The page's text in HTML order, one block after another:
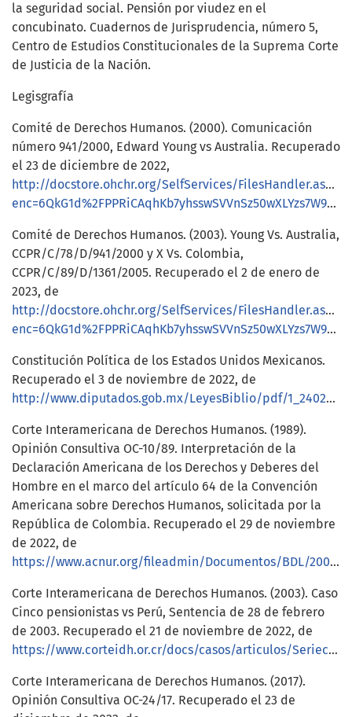
la seguridad social. Pensión por viudez en el
concubinato. Cuadernos de Jurisprudencia, número 5,
Centro de Estudios Constitucionales de la Suprema Corte
de Justicia de la Nación.
Legisgrafía
Comité de Derechos Humanos. (2000). Comunicación
número 941/2000, Edward Young vs Australia. Recuperado
el 23 de diciembre de 2022,
http://docstore.ohchr.org/SelfServices/FilesHandler.ashx?
enc=6QkG1d%2FPPRiCAqhKb7yhsswSVVnSz50wXLYzs7W9cwELJKQR9g%2BvMXhFRfTz9jyvMyeu9OEk1gpXSQCyVRizp1wlXahVDWb4gWSBJpiAQBBXMVkkVbBV%2FruNV0MBA8QQLTNA0cih0nTrRm%2B%2FJcd7Ig%3D%3D
Comité de Derechos Humanos. (2003). Young Vs. Australia,
CCPR/C/78/D/941/2000 y X Vs. Colombia,
CCPR/C/89/D/1361/2005. Recuperado el 2 de enero de
2023, de
http://docstore.ohchr.org/SelfServices/FilesHandler.ashx?
enc=6QkG1d%2FPPRiCAqhKb7yhsswSVVnSz50wXLYzs7W9cwELJKQR9g%2BvMXhFRfTz9jyvMyeu9OEk1gpXSQCyVRizp0yotNhA0mJwQ7PWQCgNXH8UzzSWBCi8F%2BUiBM7UxDEehLetArDwQL3%2B0BvAGieftQ%3D%3D
Constitución Política de los Estados Unidos Mexicanos.
Recuperado el 3 de noviembre de 2022, de
http://www.diputados.gob.mx/LeyesBiblio/pdf/1_240217.pdf
Corte Interamericana de Derechos Humanos. (1989).
Opinión Consultiva OC-10/89. Interpretación de la
Declaración Americana de los Derechos y Deberes del
Hombre en el marco del artículo 64 de la Convención
Americana sobre Derechos Humanos, solicitada por la
República de Colombia. Recuperado el 29 de noviembre
de 2022, de
https://www.acnur.org/fileadmin/Documentos/BDL/2002/1263.pdf
Corte Interamericana de Derechos Humanos. (2003). Caso
Cinco pensionistas vs Perú, Sentencia de 28 de febrero
de 2003. Recuperado el 21 de noviembre de 2022, de
https://www.corteidh.or.cr/docs/casos/articulos/Seriec_98_esp.pdf
Corte Interamericana de Derechos Humanos. (2017).
Opinión Consultiva OC-24/17. Recuperado el 23 de